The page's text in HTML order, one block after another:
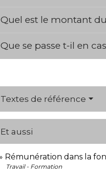
Quel est le montant du
Que se passe t-il en
Textes de référence
Et aussi
Rémunération dans la
Travail - Formation